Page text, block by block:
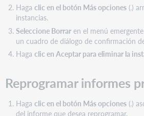
Haga clic en el botón Más opciones()
instancias.
Seleccione Borraren el menú
un cuadro de diálogo de confirmación
Haga clic en Aceptar para eliminar la
Reprogramar informes
Haga clic en el botón Más opciones()
del informe que desea reprogramar.